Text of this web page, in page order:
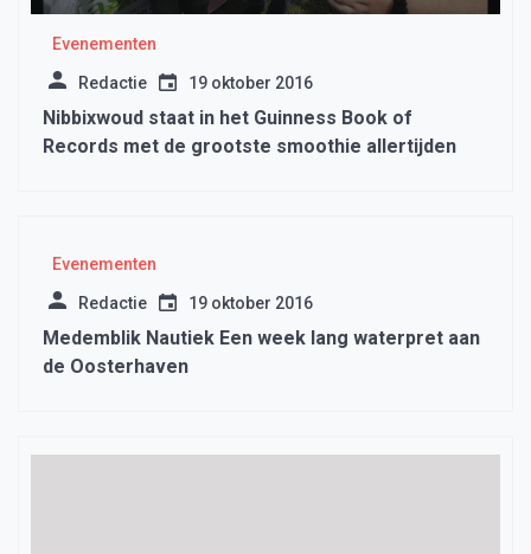
Evenementen
Redactie 19 oktober 2016
Nibbixwoud staat in het Guinness Book of
Records met de grootste smoothie allertijden
Evenementen
Redactie 19 oktober 2016
Medemblik Nautiek Een week lang waterpret aan
de Oosterhaven